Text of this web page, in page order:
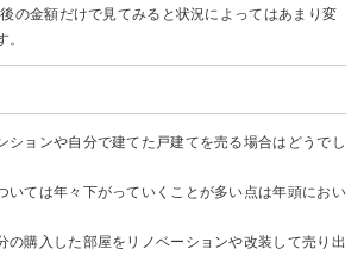
の金額だけで見てみると状況によってはあまり変
ションや自分で建てた戸建てを売る場合はどうでし
いては年々下がっていくことが多い点は年頭におい
の購入した部屋をリノベーションや改装して売り出